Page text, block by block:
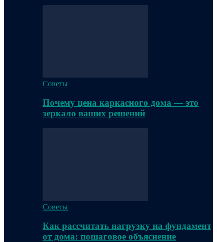
Советы
Почему цена каркасного дома — это
зеркало ваших решений
Советы
Как рассчитать нагрузку на фундамент
от дома: пошаговое объяснение